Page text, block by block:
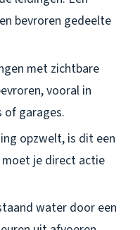
bevroren gedeelte
met zichtbare
vooral in
of garages.
opzwelt, is dit een
je direct actie
water door een